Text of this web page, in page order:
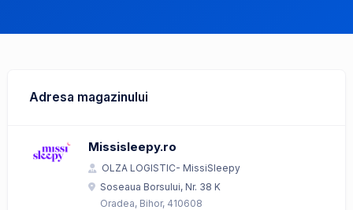
Adresa magazinului
Missisleepy.ro
OLZA LOGISTIC- MissiSleepy
Soseaua Borsului, Nr. 38 K
Oradea, Bihor, 410608